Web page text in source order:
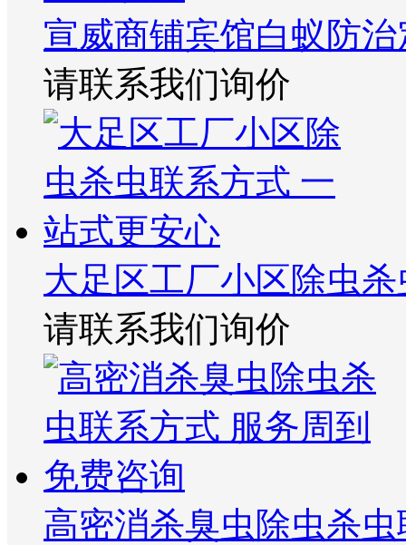
宣威商铺宾馆白蚁防
请联系我们询价
大足区工厂小区除虫
请联系我们询价
高密消杀臭虫除虫杀